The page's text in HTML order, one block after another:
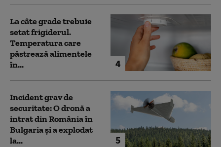
4
La câte grade trebuie
setat frigiderul.
Temperatura care
păstrează alimentele
în...
5
Incident grav de
securitate: O dronă a
intrat din România în
Bulgaria şi a explodat
la...